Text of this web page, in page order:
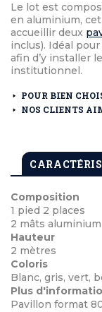
Le lot est
en aluminium,
accueillir deux
inclus). Idéal
afin d’y installer
institutionnel.
POUR BIEN
NOS CLIENTS
Composition
1 pied 2 places
2 mâts aluminium
Hauteur
2 mètres
Coloris
Blanc, gris, vert,
Plus
Pavillon format